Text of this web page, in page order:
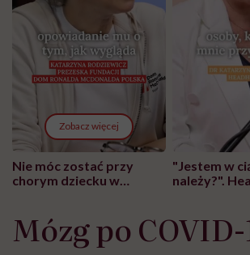
Zobacz więcej
Nie móc zostać przy
chorym dziecku w
może chyba tylko
głupota i brak
"Jestem w
należy?".
pracy
Mózg po COVID-